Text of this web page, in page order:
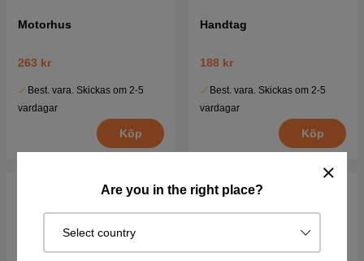
Are you in the right place?
Select country
Motorhus
263 kr
Best. vara. Skickas om 2-5
vardagar
Köp
Handtag
188 kr
Best. vara. Skickas om 2-5
vardagar
Köp